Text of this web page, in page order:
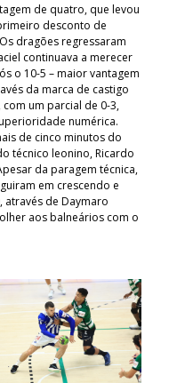
de quatro, que levou
desconto de
dragões regressaram
continuava a merecer
o 10-5 – maior vantagem
da marca de castigo
um parcial de 0-3,
numérica.
de cinco minutos do
técnico leonino, Ricardo
da paragem técnica,
em crescendo e
através de Daymaro
aos balneários com o